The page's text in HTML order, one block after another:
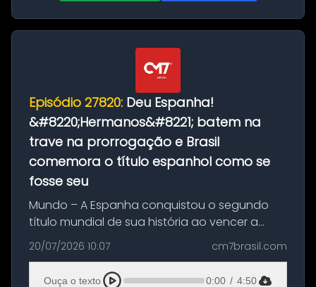
Episódio 27820: Deu Espanha!
&#8220;Hermanos&#8221; batem na
trave na prorrogação e Brasil
comemora o título espanhol como se
fosse seu
Mundo – A Espanha conquistou o segundo
título mundial de sua história ao vencer a
Argentina por 1 a 0, neste domingo (19), na
decisão da Copa do Mundo de 2026. Depois
de um duelo sem gols durante o te...
20/07/2026 10:07 cm7brasil.com
Ouça o texto 0:00 / 4:50